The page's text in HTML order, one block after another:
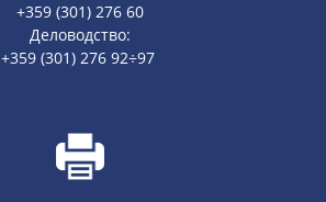
+359 (301) 276 60
Деловодство:
+359 (301) 276 92÷97